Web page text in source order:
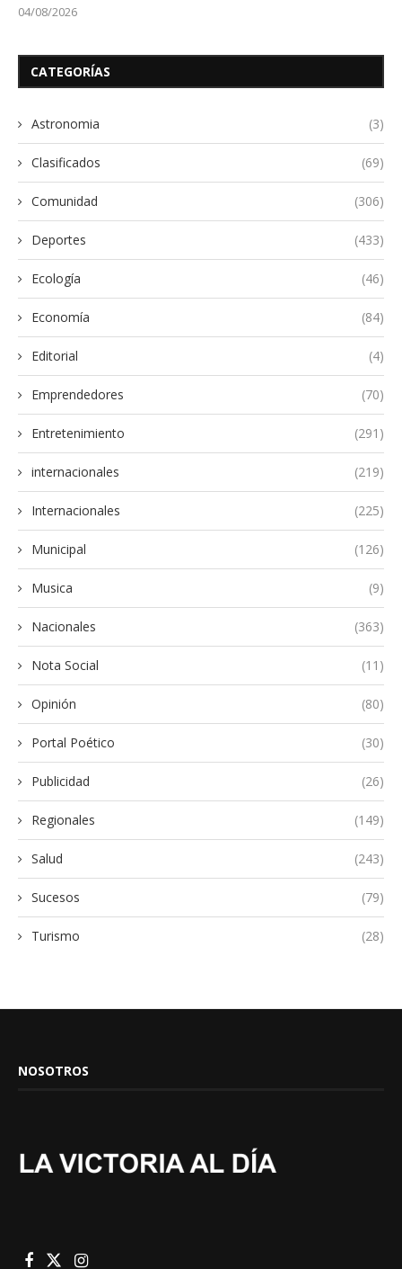
04/08/2026
CATEGORÍAS
Astronomia (3)
Clasificados (69)
Comunidad (306)
Deportes (433)
Ecología (46)
Economía (84)
Editorial (4)
Emprendedores (70)
Entretenimiento (291)
internacionales (219)
Internacionales (225)
Municipal (126)
Musica (9)
Nacionales (363)
Nota Social (11)
Opinión (80)
Portal Poético (30)
Publicidad (26)
Regionales (149)
Salud (243)
Sucesos (79)
Turismo (28)
NOSOTROS